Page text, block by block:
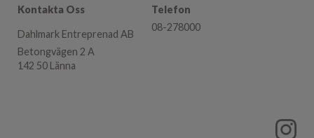
Kontakta Oss
Dahlmark Entreprenad AB
Betongvägen 2 A
142 50 Länna
Telefon
08-278000